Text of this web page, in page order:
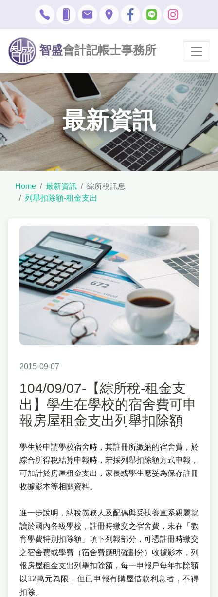
智盛會計記帳士事務所
最新資訊
Home 最新資訊
綜所稅訊息
列舉扣除額-租金支出
2015-09-07
104/09/07-【綜所稅-租金支
出】學生在學校的宿舍費可申
報房屋租金支出列舉扣除額
學生於申請學校宿舍時，其註冊所繳納的宿舍費，於
綜合所得稅結算申報時，若採列舉扣除額方式申報，
可加計於房屋租金支出，家長或學生應妥為保存註冊
收據影本等相關資料。
進一步說明，納稅義務人及配偶與受扶養直系親屬就
讀於國內各級學校，註冊時繳交之宿舍費，未在「教
育學費特別扣除額」項下列報部分，可憑註冊時繳交
之宿舍費或學費（宿舍費應明確劃分）收據影本，列
報房屋租金支出列舉扣除額，每一申報戶每年扣除額
以12萬元為限，但已申報有購屋借款利息者，不得
扣除。